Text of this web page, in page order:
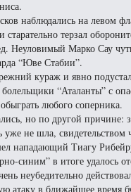
наблюдались на левом
терзал
Неуловимый Марко Сау
“Юве Стабии”.
кураж и явно
“Аталанты” с
любого соперника.
но по другой
уже не шла,
нападающий Тиагу
синим” в итоге удалось
неубедительно
атаку в ближайшее время